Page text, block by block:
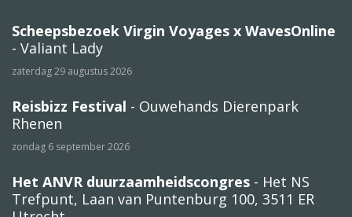
Scheepsbezoek Virgin Voyages x WavesOnline
- Valiant Lady
zaterdag 29 augustus 2026
Reisbizz Festival - Ouwehands Dierenpark
Rhenen
zondag 6 september 2026
Het ANVR duurzaamheidscongres - Het NS
Trefpunt, Laan van Puntenburg 100, 3511 ER